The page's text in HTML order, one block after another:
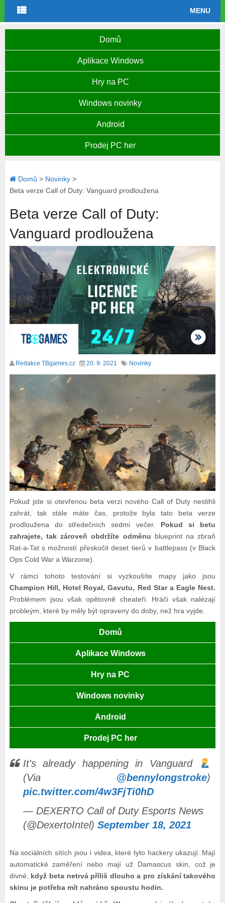
MENU
Domů
Aplikace Windows
Hry na PC
Windows novinky
Android
Prodej PC her
Domů > Novinky>
Beta verze Call of Duty: Vanguard prodloužena
Beta verze Call of Duty:
Vanguard prodloužena
Redakce TBgames.cz 20. 9. 2021 Novinky
Pokud jste si otevřenou beta verzi nového Call of Duty nestihli
zahrát, tak stále máte čas, protože byla tato beta verze
prodloužena do středečních sedmi večer. Pokud si betu
zahrajete, tak zároveň obdržíte odměnu blueprint na zbraň
Rat-a-Tat s možností přeskočit deset tierů v battlepass (v Black
Ops Cold War a Warzone).
V rámci tohoto testování si vyzkoušíte mapy jako jsou
Champion Hill, Hotel Royal, Gavutu, Red Star a Eagle Nest.
Problémem jsou však opětovně cheateři. Hráči však nalézají
probleým, které by měly být opraveny do doby, než hra vyjde.
Domů
Aplikace Windows
Hry na PC
Windows novinky
Android
Prodej PC her
It's already happening in Vanguard
(Via @bennylongstroke)
pic.twitter.com/4w3FjTi0hD
— DEXERTO Call of Duty Esports News
(@DexertoIntel) September 18, 2021
Na sociálních sítích jsou i videa, které tyto hackery ukazují. Mají
automatické zaměření nebo mají už Damascus skin, což je
divné, když beta netrvá příliš dlouho a pro získání takového
skinu je potřeba mít nahráno spoustu hodin.